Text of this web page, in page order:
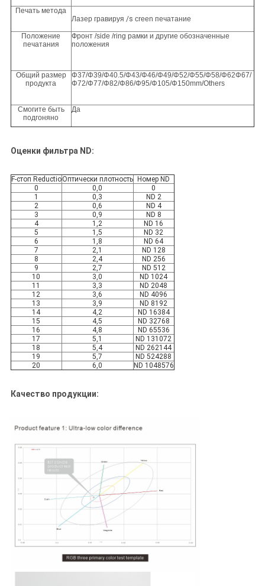
Печать метода
Лазер гравируя /s creen печатание
Положение
печатания
Фронт /side /ring рамки и другие обозначенные
положения
Общий размер
продукта
Φ37/Φ39/Φ40.5/Φ43/Φ46/Φ49/Φ52/Φ55/Φ58/Φ62Φ67/
Φ72/Φ77/Φ82/Φ86/Φ95/Φ105/Φ150mm/Others
Смогите быть
подгоняно
Да
Оценки фильтра ND:
F-стоп ReductioОптически плотность
Номер ND
0
0,0
0
1
0,3
ND 2
2
0,6
ND 4
3
0,9
ND 8
4
1,2
ND 16
5
1,5
ND 32
6
1,8
ND 64
7
2,1
ND 128
8
2,4
ND 256
9
2,7
ND 512
10
3,0
ND 1024
11
3,3
ND 2048
12
3,6
ND 4096
13
3,9
ND 8192
14
4,2
ND 16384
15
4,5
ND 32768
16
4,8
ND 65536
17
5,1
ND 131072
18
5,4
ND 262144
19
5,7
ND 524288
20
6,0 ND 1048576
Качество продукции: